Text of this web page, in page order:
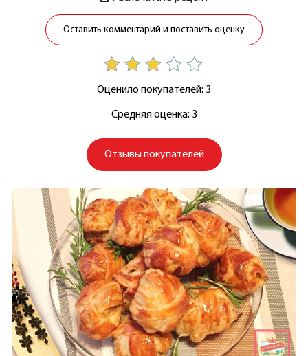
Оставить комментарий и поставить оценку
Оценило покупателей: 3
Средняя оценка: 3
Отзывы покупателей